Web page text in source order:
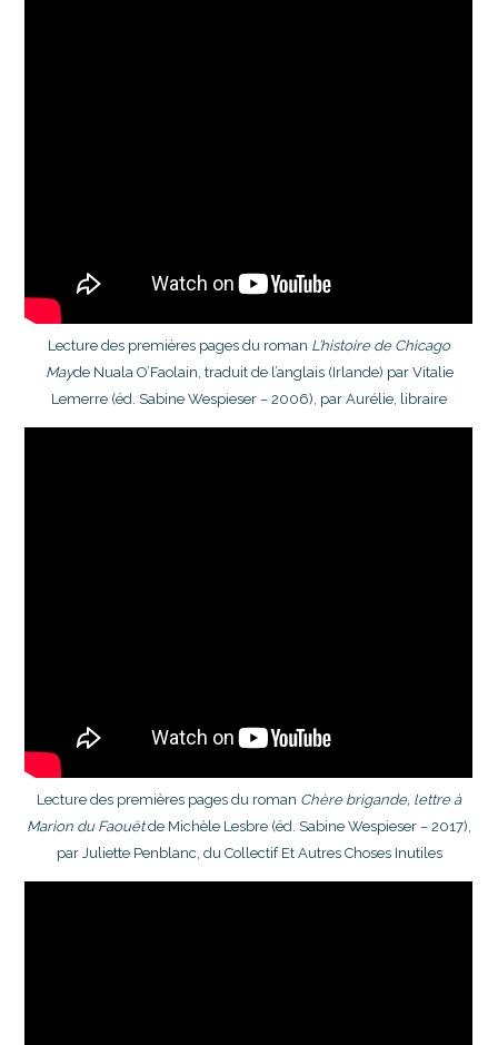
Lecture des premières pages du roman L’histoire de Chicago
Mayde Nuala O’Faolain, traduit de l’anglais (Irlande) par Vitalie
Lemerre (éd. Sabine Wespieser – 2006), par Aurélie, libraire
Lecture des premières pages du roman Chère brigande, lettre à
Marion du Faouëtde Michèle Lesbre (éd. Sabine Wespieser – 2017),
par Juliette Penblanc, du Collectif Et Autres Choses Inutiles